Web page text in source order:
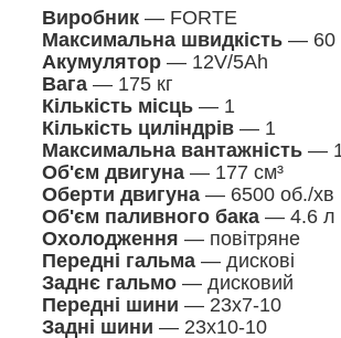
Виробник — FORTE
Максимальна швидкість — 60
Акумулятор — 12V/5Ah
Вага — 175 кг
Кількість місць — 1
Кількість циліндрів — 1
Максимальна вантажність —
Об'єм двигуна — 177 см³
Оберти двигуна — 6500 об./хв
Об'єм паливного бака — 4.6 л
Охолодження — повітряне
Передні гальма — дискові
Заднє гальмо — дисковий
Передні шини — 23x7-10
Задні шини — 23x10-10